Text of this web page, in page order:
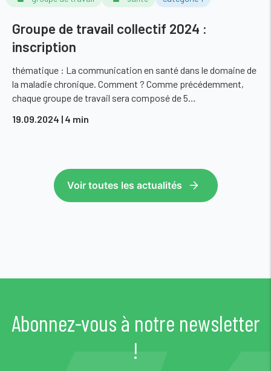
Groupe de travail collectif 2024 :
inscription
thématique : La communication en santé dans le domaine de
la maladie chronique. Comment ? Comme précédemment,
chaque groupe de travail sera composé de 5…
19.09.2024 | 4 min
Voir toutes les actualités
Abonnez-vous à notre newsletter
!